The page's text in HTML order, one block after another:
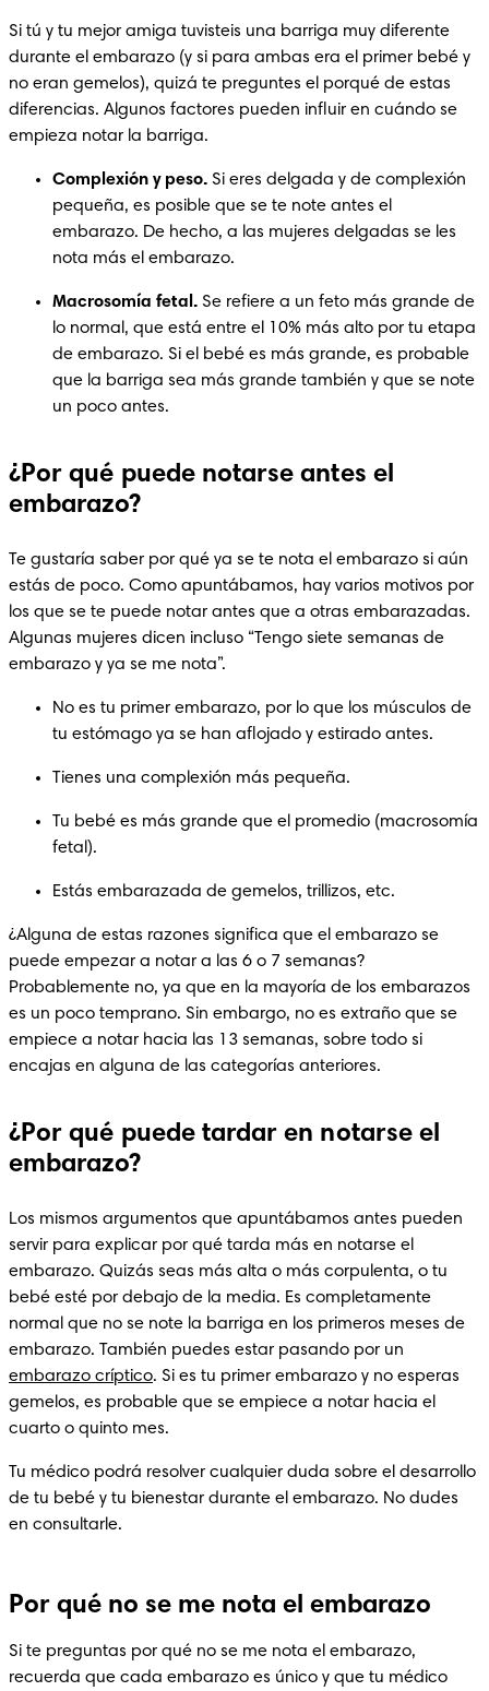
Si tú y tu mejor amiga tuvisteis una barriga muy diferente
durante el embarazo (y si para ambas era el primer bebé y
no eran gemelos), quizá te preguntes el porqué de estas
diferencias. Algunos factores pueden influir en cuándo se
empieza notar la barriga.
Complexión y peso. Si eres delgada y de complexión
pequeña, es posible que se te note antes el
embarazo. De hecho, a las mujeres delgadas se les
nota más el embarazo.
Macrosomía fetal. Se refiere a un feto más grande de
lo normal, que está entre el 10% más alto por tu etapa
de embarazo. Si el bebé es más grande, es probable
que la barriga sea más grande también y que se note
un poco antes.
¿Por qué puede notarse antes el
embarazo?
Te gustaría saber por qué ya se te nota el embarazo si aún
estás de poco. Como apuntábamos, hay varios motivos por
los que se te puede notar antes que a otras embarazadas.
Algunas mujeres dicen incluso “Tengo siete semanas de
embarazo y ya se me nota”.
No es tu primer embarazo, por lo que los músculos de
tu estómago ya se han aflojado y estirado antes.
Tienes una complexión más pequeña.
Tu bebé es más grande que el promedio (macrosomía
fetal).
Estás embarazada de gemelos, trillizos, etc.
¿Alguna de estas razones significa que el embarazo se
puede empezar a notar a las 6 o 7 semanas?
Probablemente no, ya que en la mayoría de los embarazos
es un poco temprano. Sin embargo, no es extraño que se
empiece a notar hacia las 13 semanas, sobre todo si
encajas en alguna de las categorías anteriores.
¿Por qué puede tardar en notarse el
embarazo?
Los mismos argumentos que apuntábamos antes pueden
servir para explicar por qué tarda más en notarse el
embarazo. Quizás seas más alta o más corpulenta, o tu
bebé esté por debajo de la media. Es completamente
normal que no se note la barriga en los primeros meses de
embarazo.
embarazo críptico. Si es tu primer embarazo y no esperas
gemelos, es probable que se empiece a notar hacia el
cuarto o quinto mes.
Tu médico podrá resolver cualquier duda sobre el desarrollo
de tu bebé y tu bienestar durante el embarazo. No dudes
en consultarle.
Por qué no se me nota el embarazo
Si te preguntas por qué no se me nota el embarazo,
recuerda que cada embarazo es único y que tu médico